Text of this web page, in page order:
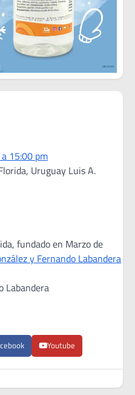
15:00 pm
Uruguay Luis A.
fundado en Marzo de
y Fernando Labandera
Labandera
Youtube